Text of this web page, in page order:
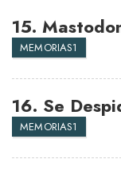
15.
MEMORIAS1
16. Se
MEMORIAS1